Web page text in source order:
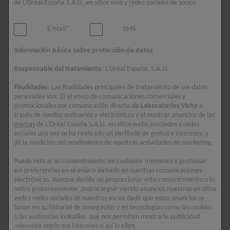
La confusión entre piel seca o deshidratada es habitual, pero la
distinción es vital para elegir la rutina correcta. La gran
diferencia entre piel seca y deshidratada
elemento del que carece la piel : lípidos o agua. Mientras
deshidratación es un "estado" transitorio que puede afectar a
cualquiera.
Piel seca: falta de lípidos
La piel seca es un tipo cutáneo caracterizado por una
producción insuficiente de sebo. Las glándulas sebáceas no
robusta. Al carecer de este escudo graso natural, la piel pierde
su capacidad de retener la humedad y queda expuesta a
agresiones. Es una condición crónica que suele acompañarnos
toda la vida, aunque puede acentuarse con la edad.
Piel deshidratada: falta de agua
de L’Oréal España S.A.U. en sitios web y redes sociales de socios.
E-Mail* SMS
Información básica sobre protección de datos
Responsable del tratamiento: L’Oréal España, S.A.U.
Finalidades: Las finalidades principales de tratamiento de sus datos
personales son: (i) el envío de comunicaciones comerciales y
promocionales por comunicación directa de Laboratorios Vichy a
través de medios ordinarios y electrónicos y el mostrar anuncios de las
marcas de L’Oréal España S.A.U. en sitios webs asociados y redes
sociales una vez se ha realizado un perfilado de gustos e intereses; y
(ii) la medición del rendimiento de nuestras actividades de marketing.
Puede retirar su consentimiento en cualquier momento y gestionar
sus preferencias en el enlace incluido en nuestras comunicaciones
electrónicas. Aunque decida no proporcionar este consentimiento o lo
retire posteriormente, podría seguir viendo anuncios nuestros en sitios
web y redes sociales de nuestros socios dado que estos anuncios se
basan en su historial de navegación y en tecnologías como las cookies
o las audiencias lookalike, que nos permiten mostrarle publicidad
relevante según sus intereses si así lo elige.